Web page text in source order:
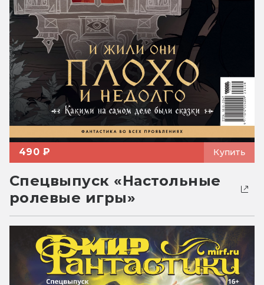
490 ₽ Купить
Спецвыпуск «Настольные
ролевые игры»